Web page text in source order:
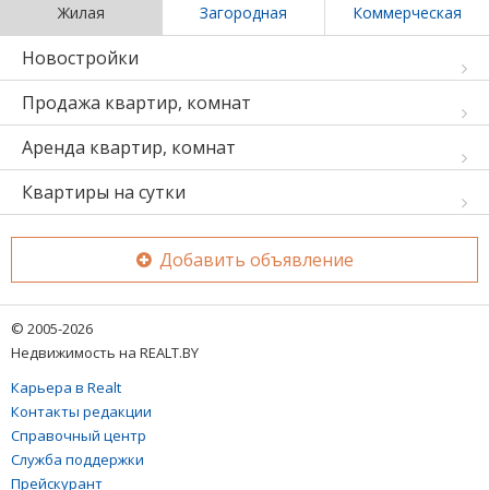
Жилая Загородная Коммерческая
Новостройки
Продажа квартир, комнат
Аренда квартир, комнат
Квартиры на сутки
Добавить объявление
© 2005-2026
Недвижимость на REALT.BY
Карьера в Realt
Контакты редакции
Справочный центр
Служба поддержки
Прейскурант